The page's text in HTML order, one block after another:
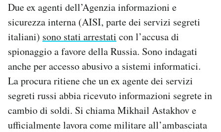
AREA PERSONALE
Area Personale
Newsletter
Notifiche mobile
Regala il Post
Hai bisogno di aiuto?
Esci
Due ex agenti dell’Agenzia informazioni e
sicurezza interna (AISI, parte dei servizi segreti
italiani) sono stati arrestati con l’accusa di
spionaggio a favore della Russia. Sono indagati
anche per accesso abusivo a sistemi informatici.
La procura ritiene che un ex agente dei servizi
segreti russi abbia ricevuto informazioni segrete in
cambio di soldi. Si chiama Mikhail Astakhov e
ufficialmente lavora come militare all’ambasciata